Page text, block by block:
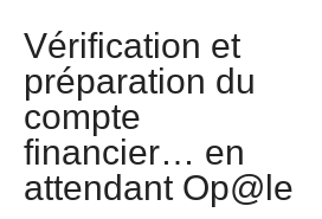
Vérification et
préparation du
compte
financier… en
attendant Op@le